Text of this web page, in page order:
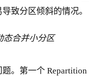
致分区倾斜的情况。
态合并小分区
。第一个 Repartition